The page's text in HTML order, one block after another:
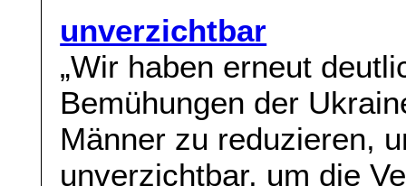
unverzichtbar
„Wir haben erneut
Bemühungen der
Männer zu reduzieren,
unverzichtbar, um die